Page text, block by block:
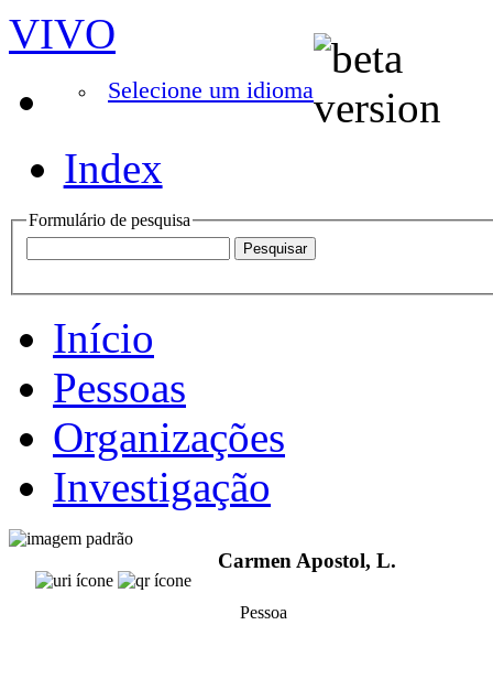
VIVO
Selecione um idioma
Index
Formulário de pesquisa
Início
Pessoas
Organizações
Investigação
Carmen Apostol, L.
Pessoa